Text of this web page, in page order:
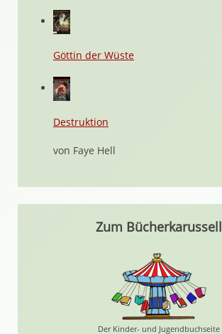
Göttin der Wüste
Destruktion
von Faye Hell
Zum Bücherkarussell
Der Kinder- und Jugendbuchseite